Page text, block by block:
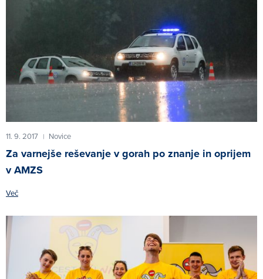
11. 9. 2017 | Novice
Za varnejše reševanje v gorah po znanje in oprijem
v AMZS
Več